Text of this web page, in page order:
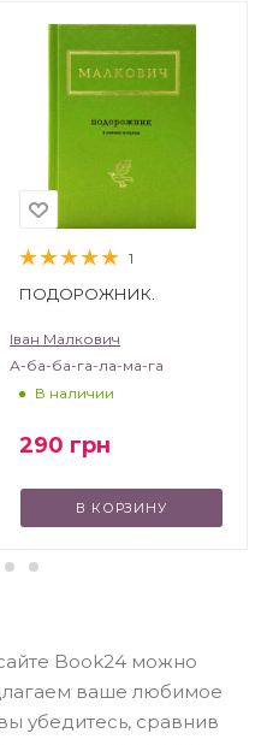
1
ПОДОРОЖНИК.
Іван Малкович
А-ба-ба-га-ла-ма-га
В наличии
290 грн
В КОРЗИНУ
Book24 можно
ваше любимое
убедитесь, сравнив